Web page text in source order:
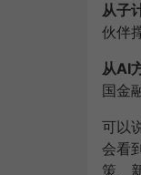
从子
伙伴
从AI
国金
可以
会看
策、